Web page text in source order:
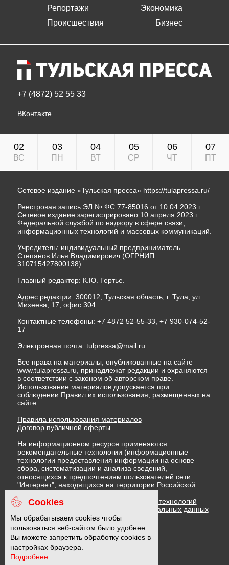
Репортажи
Происшествия
Экономика
Бизнес
+7 (4872) 52 55 33
ВКонтакте
02
ВС
03
ПН
04
ВТ
05
СР
06
ЧТ
07
ПТ
Сетевое издание «Тульская пресса» https://tulapressa.ru/
Реестровая запись ЭЛ № ФС 77-85016 от 10.04.2023 г.
Сетевое издание зарегистрировано 10 апреля 2023 г.
Федеральной службой по надзору в сфере связи,
информационных технологий и массовых коммуникаций.
Учредитель: индивидуальный предприниматель
Степанов Илья Владимирович (ОГРНИП
310715427800138).
Главный редактор: К.Ю. Гертье.
Адрес редакции: 300012, Тульская область, г. Тула, ул.
Михеева, 17, офис 304.
Контактные телефоны: +7 4872 52-55-33, +7 930-074-52-
17
Электронная почта: tulpressa@mail.ru
Все права на материалы, опубликованные на сайте
www.tulapressa.ru, принадлежат редакции и охраняются
в соответствии с законом об авторском праве.
Использование материалов допускается при
соблюдении Правил их использования, размещенных на
сайте.
Правила использования материалов
Договор публичной оферты
На информационном ресурсе применяются
рекомендательные технологии (информационные
технологии предоставления информации на основе
сбора, систематизации и анализа сведений,
относящихся к предпочтениям пользователей сети
"Интернет", находящихся на территории Российской
Федерации)
Правила применения рекомендательных технологий
Политика в отношении обработки персональных данных
Политика обработки файлов cookie
16 +
Cookies
Мы обрабатываем cookies чтобы
пользоваться веб-сайтом было удобнее.
Вы можете запретить обработку cookies в
настройках браузера.
Подробнее...